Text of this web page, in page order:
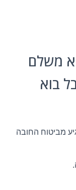
משלם
בוא
מביטוח החובה